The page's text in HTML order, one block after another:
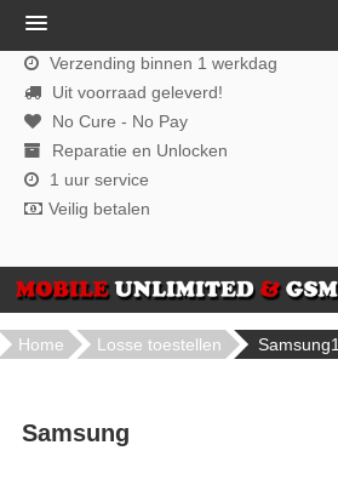
Verzending binnen 1 werkdag
Uit voorraad geleverd!
No Cure - No Pay
Reparatie en Unlocken
1 uur service
Veilig betalen
Home Losse toestellen Samsung1
Samsung